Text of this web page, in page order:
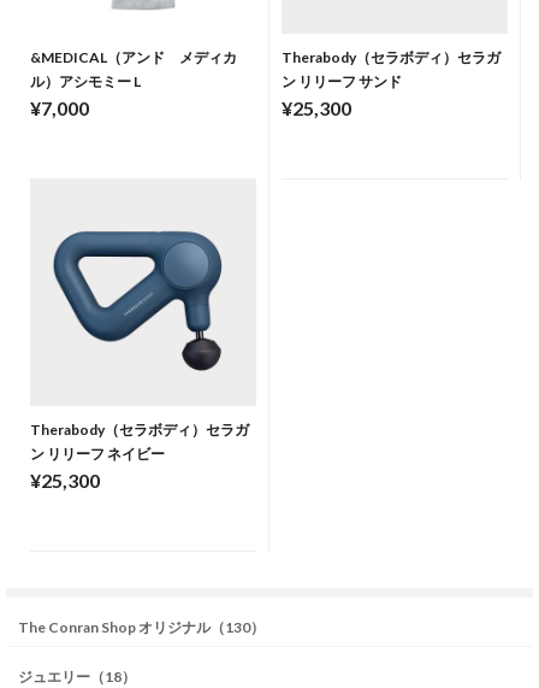
&MEDICAL（アンド メディカ
ル）アシモミー L
¥7,000
Therabody（セラボディ）セラガ
ン リリーフ サンド
¥25,300
Therabody（セラボディ）セラガ
ン リリーフ ネイビー
¥25,300
The Conran Shop オリジナル（130）
ジュエリー（18）